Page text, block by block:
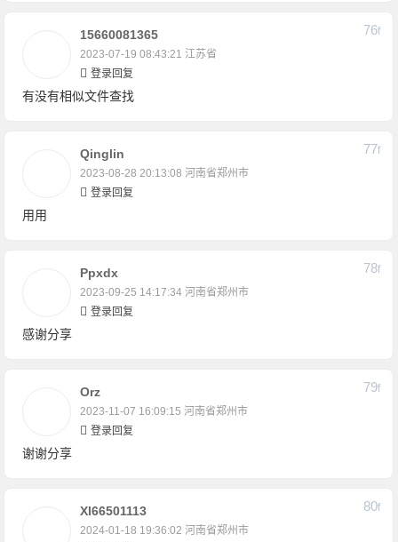
15660081365
2023-07-19 08:43:21 江苏省
76F
登录回复
有没有相似文件查找
Qinglin
2023-08-28 20:13:08 河南省郑州市
77F
登录回复
用用
Ppxdx
2023-09-25 14:17:34 河南省郑州市
78F
登录回复
感谢分享
Orz
2023-11-07 16:09:15 河南省郑州市
79F
登录回复
谢谢分享
Xl66501113
2024-01-18 19:36:02 河南省郑州市
80F